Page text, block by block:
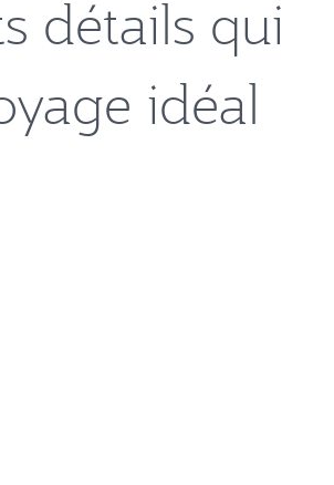
détails qui
idéal